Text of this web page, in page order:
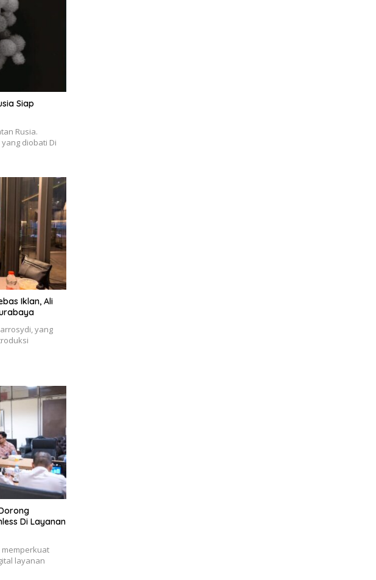
Siap
Rusia.
yang diobati Di
Iklan, Ali
yang
Di Layanan
memperkuat
layanan